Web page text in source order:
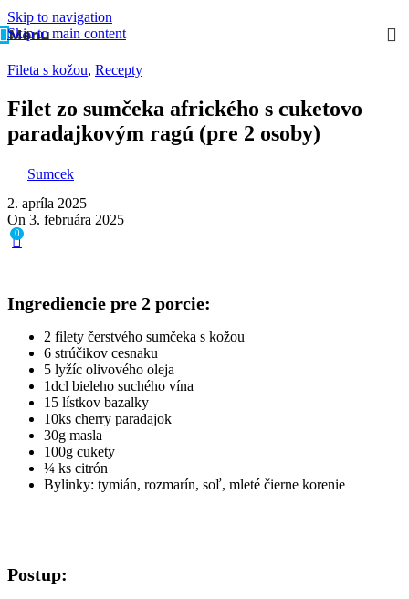
Skip to navigation
Skip to main content
Menu
Fileta s kožou, Recepty
Filet zo sumčeka afrického s cuketovo
paradajkovým ragú (pre 2 osoby)
Sumcek
2. apríla 2025
On 3. februára 2025
0
Ingrediencie pre 2 porcie:
2 filety čerstvého sumčeka s kožou
6 strúčikov cesnaku
5 lyžíc olivového oleja
1dcl bieleho suchého vína
15 lístkov bazalky
10ks cherry paradajok
30g masla
100g cukety
¼ ks citrón
Bylinky: tymián, rozmarín, soľ, mleté čierne korenie
Postup: